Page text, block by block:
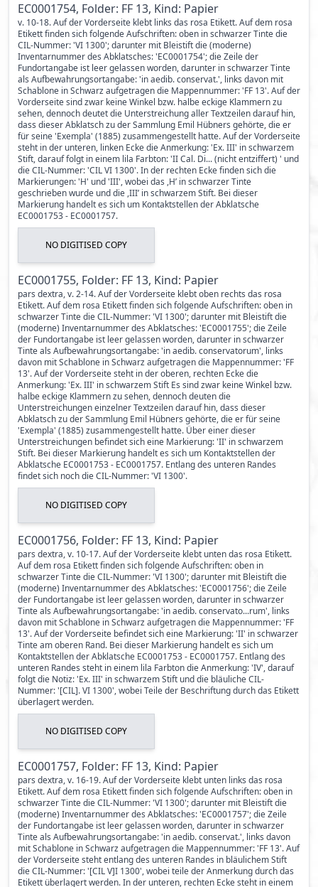
EC0001754, Folder: FF 13, Kind: Papier
v. 10-18. Auf der Vorderseite klebt links das rosa Etikett. Auf dem rosa
Etikett finden sich folgende Aufschriften: oben in schwarzer Tinte die
CIL-Nummer: 'VI 1300'; darunter mit Bleistift die (moderne)
Inventarnummer des Abklatsches: 'EC0001754'; die Zeile der
Fundortangabe ist leer gelassen worden, darunter in schwarzer Tinte
als Aufbewahrungsortangabe: 'in aedib. conservat.', links davon mit
Schablone in Schwarz aufgetragen die Mappennummer: 'FF 13'. Auf der
Vorderseite sind zwar keine Winkel bzw. halbe eckige Klammern zu
sehen, dennoch deutet die Unterstreichung aller Textzeilen darauf hin,
dass dieser Abklatsch zu der Sammlung Emil Hübners gehörte, die er
für seine 'Exempla' (1885) zusammengestellt hatte. Auf der Vorderseite
steht in der unteren, linken Ecke die Anmerkung: 'Ex. III' in schwarzem
Stift, darauf folgt in einem lila Farbton: 'II Cal. Di... (nicht entziffert) ' und
die CIL-Nummer: 'CIL VI 1300'. In der rechten Ecke finden sich die
Markierungen: 'H' und 'III', wobei das ,H’ in schwarzer Tinte
geschrieben wurde und die ,III’ in schwarzem Stift. Bei dieser
Markierung handelt es sich um Kontaktstellen der Abklatsche
EC0001753 - EC0001757.
NO DIGITISED COPY
EC0001755, Folder: FF 13, Kind: Papier
pars dextra, v. 2-14. Auf der Vorderseite klebt oben rechts das rosa
Etikett. Auf dem rosa Etikett finden sich folgende Aufschriften: oben in
schwarzer Tinte die CIL-Nummer: 'VI 1300'; darunter mit Bleistift die
(moderne) Inventarnummer des Abklatsches: 'EC0001755'; die Zeile
der Fundortangabe ist leer gelassen worden, darunter in schwarzer
Tinte als Aufbewahrungsortangabe: 'in aedib. conservatorum', links
davon mit Schablone in Schwarz aufgetragen die Mappennummer: 'FF
13'. Auf der Vorderseite steht in der oberen, rechten Ecke die
Anmerkung: 'Ex. III' in schwarzem Stift Es sind zwar keine Winkel bzw.
halbe eckige Klammern zu sehen, dennoch deuten die
Unterstreichungen einzelner Textzeilen darauf hin, dass dieser
Abklatsch zu der Sammlung Emil Hübners gehörte, die er für seine
'Exempla' (1885) zusammengestellt hatte. Über einer dieser
Unterstreichungen befindet sich eine Markierung: 'II' in schwarzem
Stift. Bei dieser Markierung handelt es sich um Kontaktstellen der
Abklatsche EC0001753 - EC0001757. Entlang des unteren Randes
findet sich noch die CIL-Nummer: 'VI 1300'.
NO DIGITISED COPY
EC0001756, Folder: FF 13, Kind: Papier
pars dextra, v. 10-17. Auf der Vorderseite klebt unten das rosa Etikett.
Auf dem rosa Etikett finden sich folgende Aufschriften: oben in
schwarzer Tinte die CIL-Nummer: 'VI 1300'; darunter mit Bleistift die
(moderne) Inventarnummer des Abklatsches: 'EC0001756'; die Zeile
der Fundortangabe ist leer gelassen worden, darunter in schwarzer
Tinte als Aufbewahrungsortangabe: 'in aedib. conservato...rum', links
davon mit Schablone in Schwarz aufgetragen die Mappennummer: 'FF
13'. Auf der Vorderseite befindet sich eine Markierung: 'II' in schwarzer
Tinte am oberen Rand. Bei dieser Markierung handelt es sich um
Kontaktstellen der Abklatsche EC0001753 - EC0001757. Entlang des
unteren Randes steht in einem lila Farbton die Anmerkung: 'IV', darauf
folgt die Notiz: 'Ex. III' in schwarzem Stift und die bläuliche CIL-
Nummer: '[CIL]. VI 1300', wobei Teile der Beschriftung durch das Etikett
überlagert werden.
NO DIGITISED COPY
EC0001757, Folder: FF 13, Kind: Papier
pars dextra, v. 16-19. Auf der Vorderseite klebt unten links das rosa
Etikett. Auf dem rosa Etikett finden sich folgende Aufschriften: oben in
schwarzer Tinte die CIL-Nummer: 'VI 1300'; darunter mit Bleistift die
(moderne) Inventarnummer des Abklatsches: 'EC0001757'; die Zeile
der Fundortangabe ist leer gelassen worden, darunter in schwarzer
Tinte als Aufbewahrungsortangabe: 'in aedib. conservat.', links davon
mit Schablone in Schwarz aufgetragen die Mappennummer: 'FF 13'. Auf
der Vorderseite steht entlang des unteren Randes in bläulichem Stift
die CIL-Nummer: '[CIL V]I 1300', wobei teile der Anmerkung durch das
Etikett überlagert werden. In der unteren, rechten Ecke steht in einem